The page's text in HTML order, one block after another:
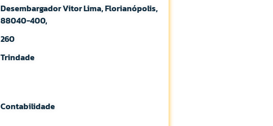
Desembargador Vitor Lima, Florianópolis,
88040-400,
260
Trindade
Contabilidade